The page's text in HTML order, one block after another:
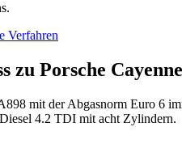
Verfahren
zu Porsche
mit der Abgasnorm Euro 6
4.2 TDI mit acht Zylindern.